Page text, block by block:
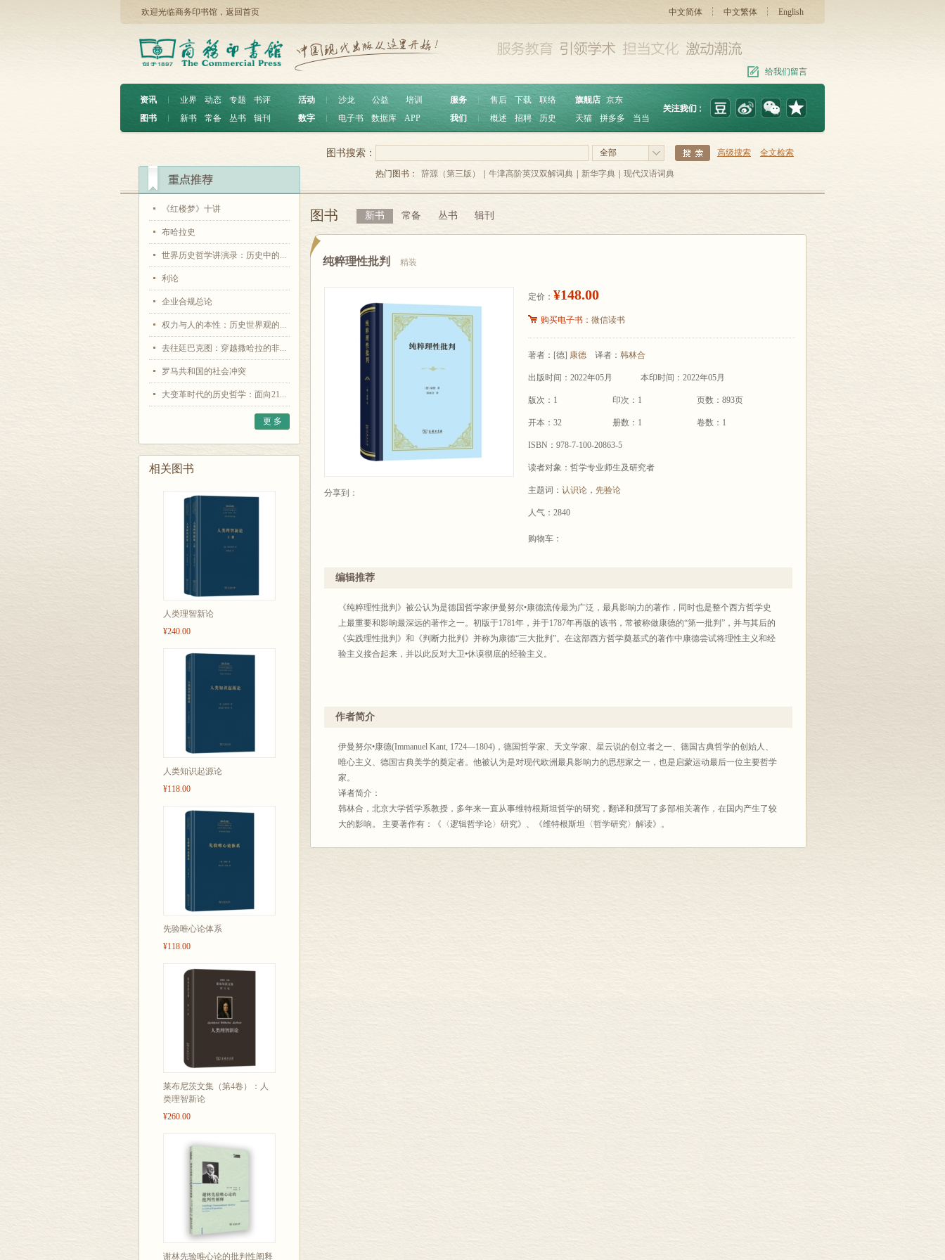
欢迎光临商务印书馆， 返回首页 中文简体 中文繁体 English
给我们留言
资讯 ︱ 业界 动态 专题
书评
图书
︱ 新书 常备 丛书 辑刊
活动 沙龙 公益
培训
数字
电子书 数据库 APP
服务 ︱ 售后 下载
联络
我们
概述 招聘 历史
旗舰店 京东
天猫
拼多多 当当
《红楼梦》十讲
布哈拉史
世界历史哲学讲演录：历史中的...
利论
企业合规总论
权力与人的本性：历史世界观的...
去往廷巴克图：穿越撒哈拉的非...
罗马共和国的社会冲突
大变革时代的历史哲学：面向21...
更 多
相关图书
人类理智新论
¥240.00
人类知识起源论
¥118.00
先验唯心论体系
¥118.00
莱布尼茨文集（第4卷）：人
类理智新论
¥260.00
谢林先验唯心论的批判性阐释
全部 高级搜索 全文检索
图书搜索：
热门图书： 辞源（第三版） 牛津高阶英汉双解词典 新华字典 现代汉语词典
图书 新书 常备 丛书 辑刊
纯粹理性批判 精装
分享到：
定价： ¥148.00
购买电子书： 微信读书
著者： [德] 康德 译者： 韩林合
出版时间：2022年05月 本印时间：2022年05月
版次：1 印次：1 页数：893页
开本：32 册数：1 卷数：1
ISBN：978-7-100-20863-5
读者对象：哲学专业师生及研究者
主题词： 认识论 ， 先验论
人气：2840
购物车：
编辑推荐
《纯粹理性批判》被公认为是德国哲学家伊曼努尔•康德流传最为广泛，最具影响力的著作，同时也是整个西方哲学史
上最重要和影响最深远的著作之一。初版于1781年，并于1787年再版的该书，常被称做康德的“第一批判”，并与其后的
《实践理性批判》和《判断力批判》并称为康德“三大批判”。在这部西方哲学奠基式的著作中康德尝试将理性主义和经
验主义接合起来，并以此反对大卫•休谟彻底的经验主义。
作者简介
伊曼努尔•康德(Immanuel Kant, 1724—1804)，德国哲学家、天文学家、星云说的创立者之一、德国古典哲学的创始人、
唯心主义、德国古典美学的奠定者。他被认为是对现代欧洲最具影响力的思想家之一，也是启蒙运动最后一位主要哲学
家。
译者简介：
韩林合，北京大学哲学系教授，多年来一直从事维特根斯坦哲学的研究，翻译和撰写了多部相关著作，在国内产生了较
大的影响。 主要著作有：《〈逻辑哲学论〉研究》、《维特根斯坦〈哲学研究〉解读》。